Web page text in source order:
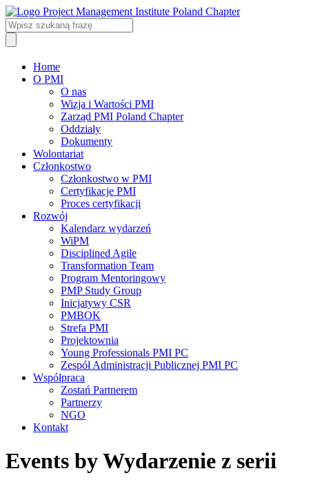
Home
O PMI
O nas
Wizja i Wartości PMI
Zarząd PMI Poland Chapter
Oddziały
Dokumenty
Wolontariat
Członkostwo
Członkostwo w PMI
Certyfikacje PMI
Proces certyfikacji
Rozwój
Kalendarz wydarzeń
WiPM
Disciplined Agile
Transformation Team
Program Mentoringowy
PMP Study Group
Inicjatywy CSR
PMBOK
Strefa PMI
Projektownia
Young Professionals PMI PC
Zespół Administracji Publicznej PMI PC
Współpraca
Zostań Partnerem
Partnerzy
NGO
Kontakt
Events by Wydarzenie z serii